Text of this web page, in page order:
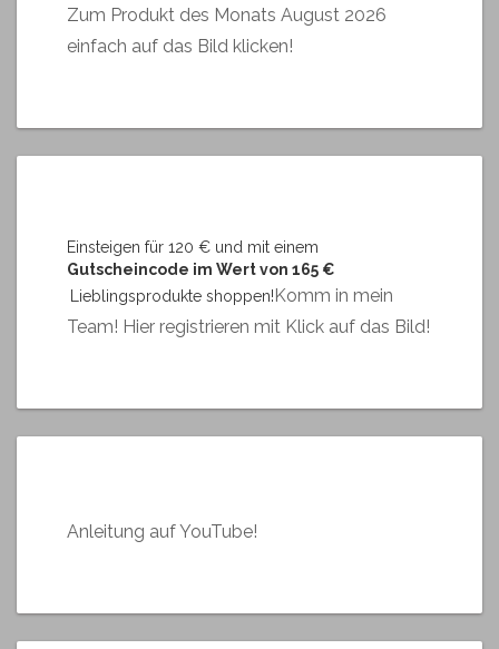
Zum Produkt des Monats August 2026
einfach auf das Bild klicken!
Einsteigen für 120 € und mit einem
Gutscheincode im Wert von 165 €
Lieblingsprodukte shoppen!Komm in mein
Team! Hier registrieren mit Klick auf das Bild!
Anleitung auf YouTube!